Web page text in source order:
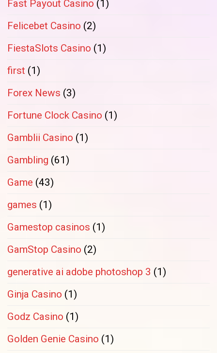
Fast Payout Casino (1)
Felicebet Casino (2)
FiestaSlots Casino (1)
first (1)
Forex News (3)
Fortune Clock Casino (1)
Gamblii Casino (1)
Gambling (61)
Game (43)
games (1)
Gamestop casinos (1)
GamStop Casino (2)
generative ai adobe photoshop 3 (1)
Ginja Casino (1)
Godz Casino (1)
Golden Genie Casino (1)